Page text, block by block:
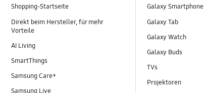
Shopping-Startseite
Direkt beim Hersteller, für mehr
Vorteile
AI Living
SmartThings
Samsung Care+
Samsung Live
Galaxy Smartphone
Galaxy Tab
Galaxy Watch
Galaxy Buds
TVs
Projektoren